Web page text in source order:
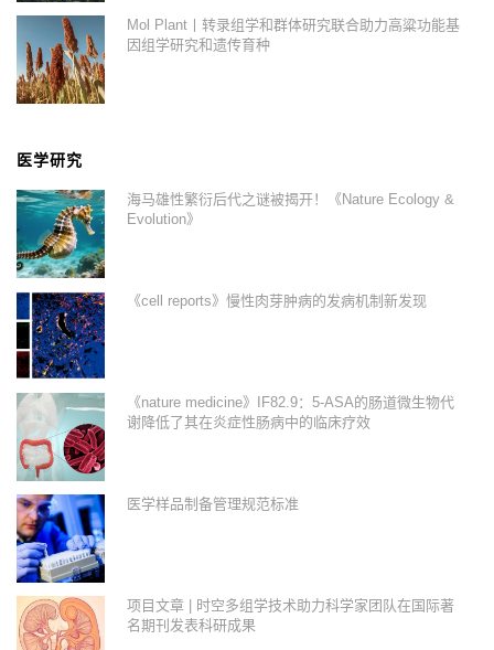
Mol Plant丨转录组学和群体研究联合助力高粱功能基
因组学研究和遗传育种
医学研究
海马雄性繁衍后代之谜被揭开！《Nature Ecology &
Evolution》
《cell reports》慢性肉芽肿病的发病机制新发现
《nature medicine》IF82.9：5-ASA的肠道微生物代
谢降低了其在炎症性肠病中的临床疗效
医学样品制备管理规范标准
项目文章 | 时空多组学技术助力科学家团队在国际著
名期刊发表科研成果